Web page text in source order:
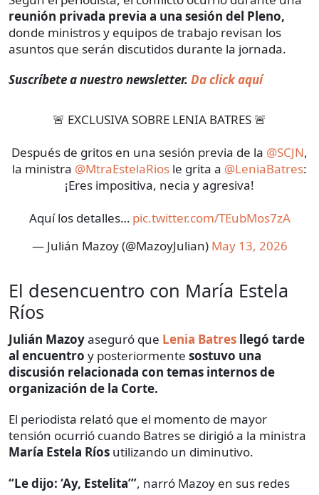
reunión privada previa a una sesión del Pleno,
donde ministros y equipos de trabajo revisan los
asuntos que serán discutidos durante la jornada.
Suscríbete a nuestro newsletter. Da click aquí
🚨 EXCLUSIVA SOBRE LENIA BATRES 🚨
Después de gritos en una sesión previa de la @SCJN,
la ministra @MtraEstelaRios le grita a @LeniaBatres:
¡Eres impositiva, necia y agresiva!
Aquí los detalles… pic.twitter.com/TEubMos7zA
— Julián Mazoy (@MazoyJulian) May 13, 2026
El desencuentro con María Estela
Ríos
Julián Mazoyaseguró que Lenia Batres llegó tarde
al encuentro y posteriormente sostuvo una
discusión relacionada con temas internos de
organización de la Corte.
El periodista relató que el momento de mayor
tensión ocurrió cuando Batres se dirigió a la ministra
María Estela Ríos utilizando un diminutivo.
“Le dijo: ‘Ay, Estelita’”, narró Mazoy en sus redes